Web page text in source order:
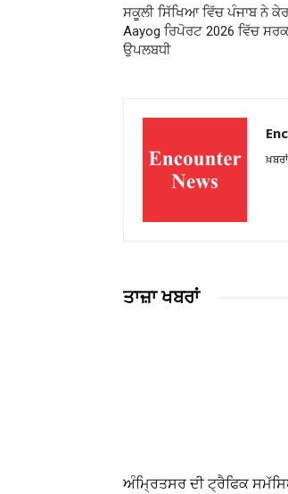
ਸਕੂਲੀ ਸਿੱਖਿਆ ਵਿੱਚ ਪੰਜਾਬ ਨੇ
Aayog ਰਿਪੋਰਟ 2026 ਵਿੱਚ
ਉਪਲਬਧੀ
ਤਾਜ਼ਾ ਖਬਰਾਂ
ਅੰਮ੍ਰਿਤਸਰ ਦੀ ਟ੍ਰੈਫਿਕ